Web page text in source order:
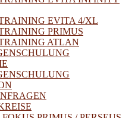
EVITA 4/XL
PRIMUS
ATLAN